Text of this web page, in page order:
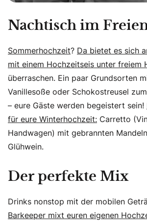
Nachtisch im
Sommerhochzeit? Da bietet es sich
mit einem Hochzeitseis unter freiem
überraschen. Ein paar Grundsorten
Vanillesoße oder Schokostreusel
– eure Gäste werden begeistert sein!
für eure Winterhochzeit: Carretto
Handwagen) mit gebrannten
Glühwein.
Der perfekte Mix
Drinks nonstop mit der mobilen
Barkeeper mixt euren eigenen